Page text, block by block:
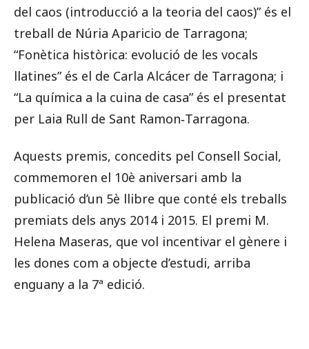
del caos (introducció a la teoria del caos)” és el
treball de Núria Aparicio de Tarragona;
“Fonètica històrica: evolució de les vocals
llatines” és el de Carla Alcácer de Tarragona; i
“La química a la cuina de casa” és el presentat
per Laia Rull de Sant Ramon‐Tarragona.
Aquests premis, concedits pel Consell Social,
commemoren el 10è aniversari amb la
publicació d’un 5è llibre que conté els treballs
premiats dels anys 2014 i 2015. El premi M.
Helena Maseras, que vol incentivar el gènere i
les dones com a objecte d’estudi, arriba
enguany a la 7ª edició.